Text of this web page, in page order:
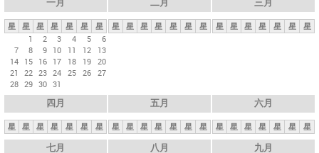
星 星 星 星 星 星
星
1
2 3 4 5
6
7
8 9 10 11 12
13
14 15 16 17 18 19 20
21
22 23 24 25 26 27
28 29 30 31
星 星 星 星 星 星 星 星 星 星 星 星 星 星
四月
星 星 星 星 星 星 星
五月
星 星 星 星 星 星 星
六月
星 星 星 星 星 星 星
七月 八月 九月